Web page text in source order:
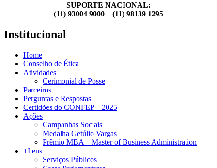
SUPORTE NACIONAL:
(11) 93004 9000 – (11) 98139 1295
Institucional
Home
Conselho de Ética
Atividades
Cerimonial de Posse
Parceiros
Perguntas e Respostas
Certidões do CONFEP – 2025
Ações
Campanhas Sociais
Medalha Getúlio Vargas
Prêmio MBA – Master of Business Administration
+Itens
Serviços Públicos